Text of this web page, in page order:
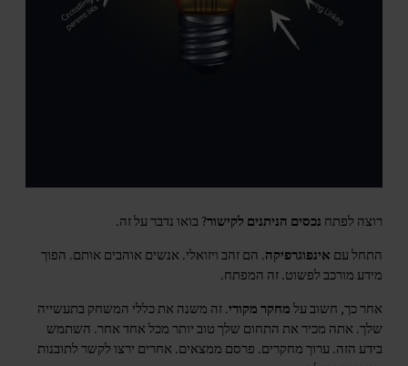
רוצה לפתח נכסים הניתנים לקישור? בואו נדבר על זה.
התחל עם אינפוגרפיקה. הם זהב ויזואלי. אנשים אוהבים אותם. הפוך
מידע מורכב לפשוט. זה המפתח.
אחר כך, חשוב עלמחקר מקורי. זה משנה את כללי המשחק בתעשייה
שלך. אתה מכיר את התחום שלך טוב יותר מכל אחד אחר. השתמש
בידע הזה. ערוך מחקרים. פרסם ממצאים. אחרים ירצו לקשר לתובנות